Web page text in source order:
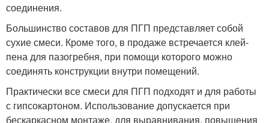
соединения.
Большинство составов для ПГП представляет собой
сухие смеси. Кроме того, в продаже встречается клей-
пена для пазогребня, при помощи которого можно
соединять конструкции внутри помещений.
Практически все смеси для ПГП подходят и для работы
с гипсокартоном. Использование допускается при
бескаркасном монтаже, для выравнивания, повышения